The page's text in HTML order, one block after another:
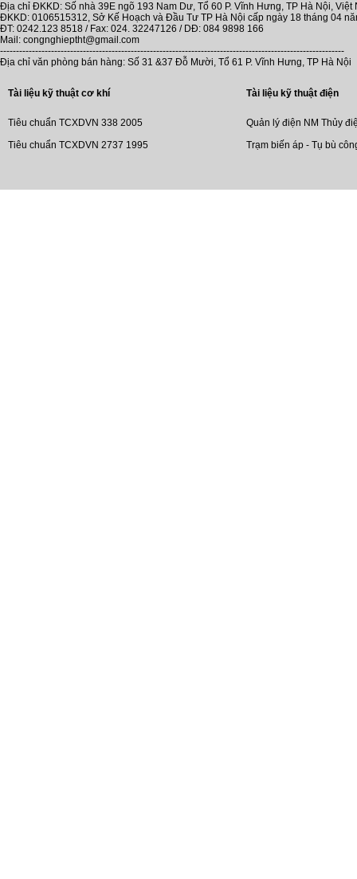
Địa chỉ ĐKKD: Số nhà 39E ngõ 193 Nam Dư, Tổ 60 P. Vĩnh Hưng, TP Hà Nội, Việt
ĐKKD: 0106515312, Sở Kế Hoạch và Đầu Tư TP Hà Nội cấp ngày 18 tháng 04
ĐT: 0242.123 8518 / Fax: 024. 32247126 / DĐ: 084 9898 166
Mail: congnghieptht@gmail.com
------------------------------------------------------------------------------------------------------------
Địa chỉ văn phòng bán hàng: Số 31 &37 Đỗ Mười, Tổ 61 P. Vĩnh Hưng, TP Hà Nội
Tài liệu kỹ thuật cơ khí
Tiêu chuẩn TCXDVN 338 2005
Tiêu chuẩn TCXDVN 2737 1995
Tài liệu kỹ thuật điện
Quản lý điện NM Thủy
Trạm biến áp - Tụ bù